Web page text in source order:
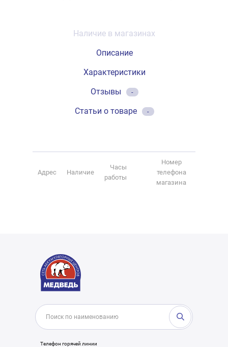
Наличие в магазинах
Описание
Характеристики
Отзывы
-
Статьи о товаре -
Адрес Наличие
Часы
работы
Номер
телефона
магазина
Телефон горячей линии